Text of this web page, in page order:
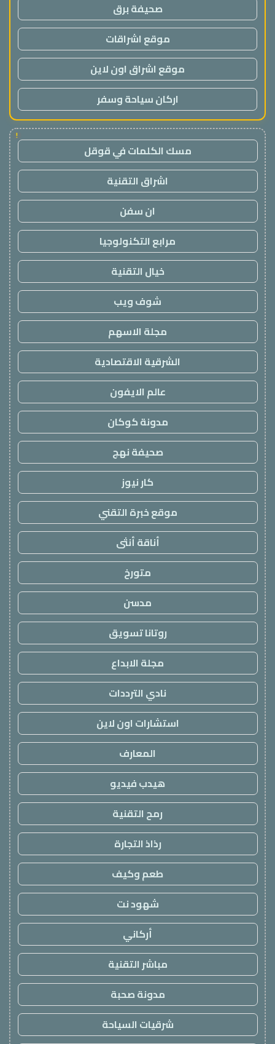
صحيفة برق
موقع اشراقات
موقع اشراق اون لاين
اركان سياحة وسفر
!
مسك الكلمات في قوقل
اشراق التقنية
ان سفن
مرابع التكنولوجيا
خيال التقنية
شوف ويب
مجلة الاسهم
الشرقية الاقتصادية
عالم الايفون
مدونة كوكان
صحيفة نهج
كار نيوز
موقع خبرة التقني
أناقة أنثى
متورخ
مدسن
روتانا تسويق
مجلة الابداع
نادي الترددات
استشارات اون لاين
المعارف
هيدب فيديو
رمح التقنية
رذاذ التجارة
طعم وكيف
شهود نت
أركاني
مباشر التقنية
مدونة صحبة
شرقيات السياحة